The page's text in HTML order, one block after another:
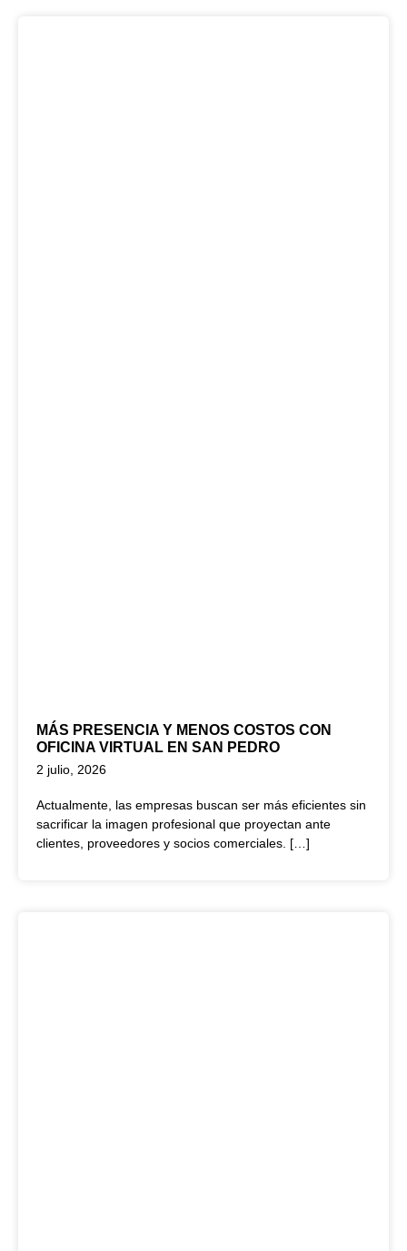
MÁS PRESENCIA Y MENOS COSTOS CON
OFICINA VIRTUAL EN SAN PEDRO
2 julio, 2026
Actualmente, las empresas buscan ser más eficientes sin
sacrificar la imagen profesional que proyectan ante
clientes, proveedores y socios comerciales. […]